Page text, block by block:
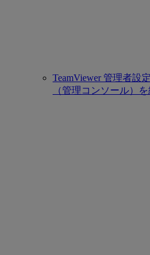
TeamViewer 管理者設
（管理コンソール）